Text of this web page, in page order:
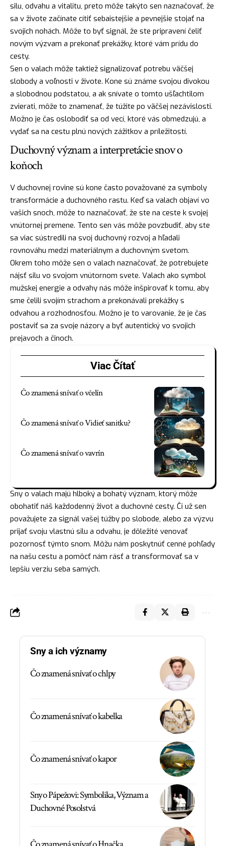
silu, odvahu a vitalitu, preto môže takýto sen naznačovať, že
sa v živote začínate cítiť sebaistejšie a pevnejšie stojať na
svojich nohách. Môže to byť signál, že ste pripravení čeliť
novým výzvam a prekonať prekážky, ktoré vám prídu do
cesty.
Sen o valach môže taktiež signalizovať potrebu väčšej
slobody a voľnosti v živote. Kone sú známe svojou divokou
a slobodnou podstatou, a ak snívate o tomto ušľachtilom
zvierati, môže to znamenať, že túžite po väčšej nezávislosti.
Možno je čas oslobodiť sa od vecí, ktoré vás obmedzujú, a
vydať sa na cestu plnú nových zážitkov a príležitostí.
Duchovný význam a interpretácie snov o
koňoch
V duchovnej rovine sú kone často považované za symboly
transformácie a duchovného rastu. Keď sa valach objaví vo
vašich snoch, môže to naznačovať, že ste na ceste k svojej
vnútornej premene. Tento sen vás môže povzbudiť, aby ste
sa viac sústredili na svoj duchovný rozvoj a hľadali
rovnováhu medzi materiálnym a duchovným svetom.
Okrem toho môže sen o valach naznačovať, že potrebujete
nájsť silu vo svojom vnútornom svete. Valach ako symbol
mužskej energie a odvahy nás môže inšpirovať k tomu, aby
sme čelili svojím strachom a prekonávali prekážky s
odvahou a rozhodnosťou. Možno je to varovanie, že je čas
postaviť sa za svoje názory a byť autentický vo svojich
prejavoch a činoch.
Viac Čítať
Čo znamená snívať o včelín
Čo znamená snívať o Vidieť sanitku?
Čo znamená snívať o vavrín
Sny o valach majú hlboký a bohatý význam, ktorý môže
obohatiť náš každodenný život a duchovné cesty. Či už sen
považujete za signál vašej túžby po slobode, alebo za výzvu
prijať svoju vlastnú silu a odvahu, je dôležité venovať
pozornosť týmto snom. Môžu nám poskytnúť cenné pohľady
na našu cestu a pomôcť nám rásť a transformovať sa v
lepšiu verziu seba samých.
Sny a ich významy
Čo znamená snívať o chlpy
Čo znamená snívať o kabelka
Čo znamená snívať o kapor
Sny o Pápežovi: Symbolika, Význam a
Duchovné Posolstvá